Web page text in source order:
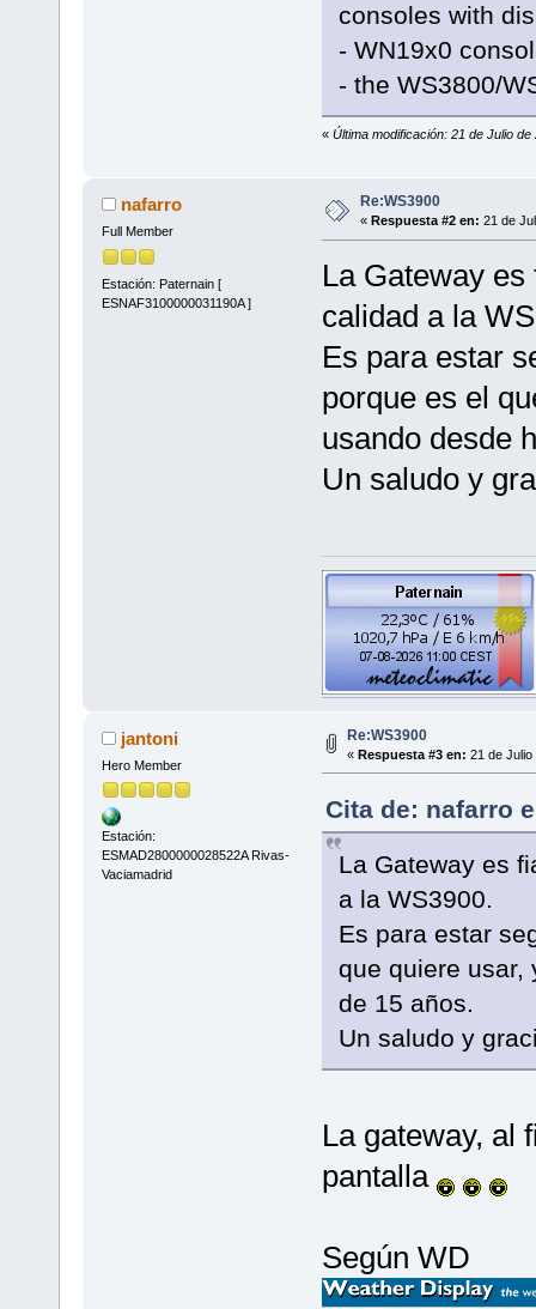
consoles with
- WN19x0
- the WS3800/
« Última modificación: 21 de Julio de
nafarro
Full Member
Estación: Paternain [
ESNAF3100000031190A ]
Re:WS3900
« Respuesta #2 en: 21 de
La Gateway
calidad a la
Es para estar
porque es el
usando desde
Un saludo y
jantoni
Hero Member
Estación:
ESMAD2800000028522A Rivas-
Vaciamadrid
Re:WS3900
« Respuesta #3 en: 21 de Julio
Cita de: nafarro
La Gateway es
a la WS3900.
Es para estar
que quiere usar,
de 15 años.
Un saludo y
La gateway, al
pantalla
Según WD